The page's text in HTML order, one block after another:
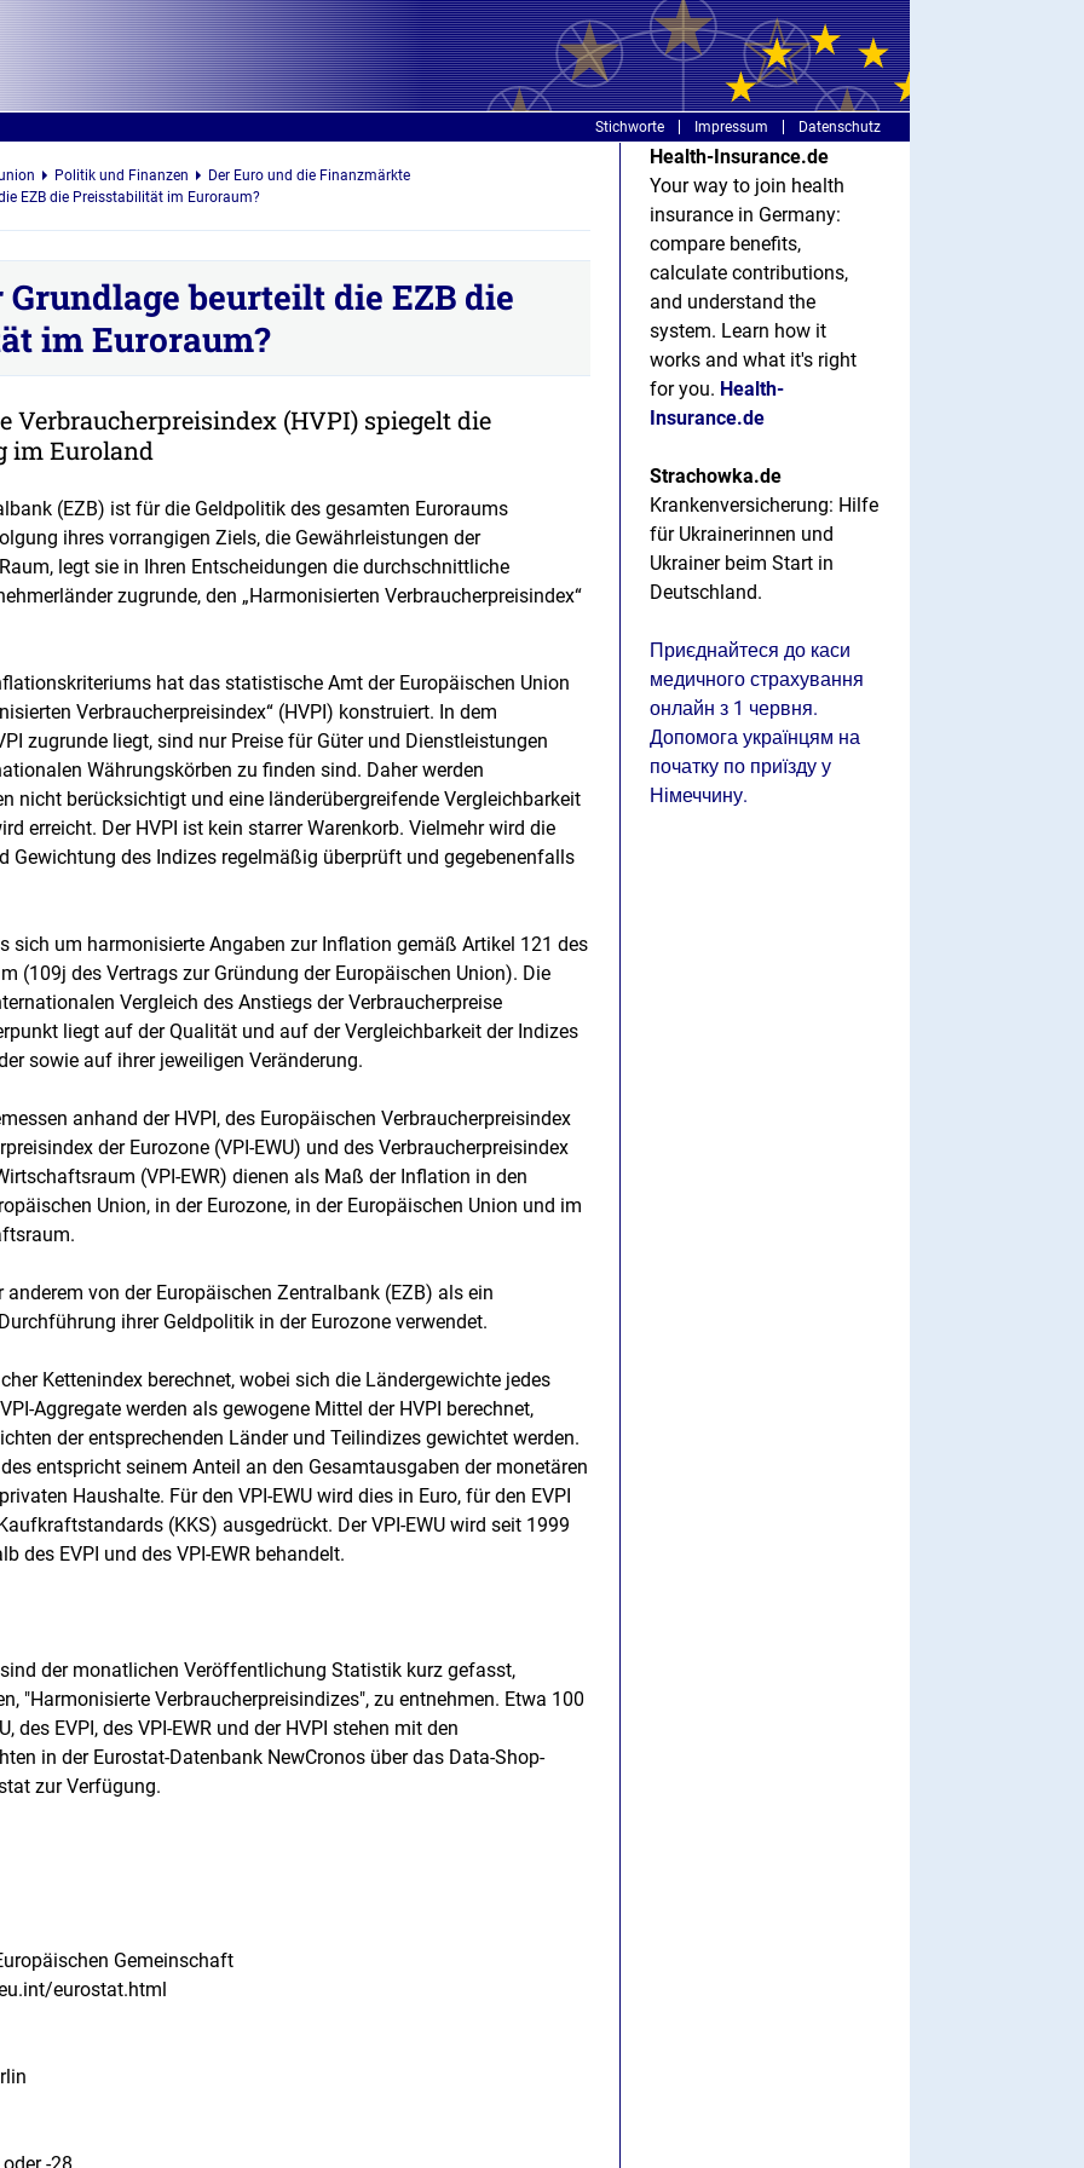
Stichworte Impressum Datenschutz
Politik und Finanzen
Der Euro und die Finanzmärkte
EZB die Preisstabilität im Euroraum?
beurteilt die EZB die
im Euroraum?
Verbraucherpreisindex (HVPI) spiegelt die
im Euroland
(EZB) ist für die Geldpolitik des gesamten Euroraums
ihres vorrangigen Ziels, die Gewährleistungen der
legt sie in Ihren Entscheidungen die durchschnittliche
zugrunde, den „Harmonisierten Verbraucherpreisindex“
hat das statistische Amt der Europäischen Union
Verbraucherpreisindex“ (HVPI) konstruiert. In dem
zugrunde liegt, sind nur Preise für Güter und Dienstleistungen
Währungskörben zu finden sind. Daher werden
nicht berücksichtigt und eine länderübergreifende Vergleichbarkeit
erreicht. Der HVPI ist kein starrer Warenkorb. Vielmehr wird die
Gewichtung des Indizes regelmäßig überprüft und gegebenenfalls
sich um harmonisierte Angaben zur Inflation gemäß Artikel 121 des
(109j des Vertrags zur Gründung der Europäischen Union). Die
Vergleich des Anstiegs der Verbraucherpreise
liegt auf der Qualität und auf der Vergleichbarkeit der Indizes
sowie auf ihrer jeweiligen Veränderung.
anhand der HVPI, des Europäischen Verbraucherpreisindex
der Eurozone (VPI-EWU) und des Verbraucherpreisindex
(VPI-EWR) dienen als Maß der Inflation in den
Union, in der Eurozone, in der Europäischen Union und im
anderem von der Europäischen Zentralbank (EZB) als ein
ihrer Geldpolitik in der Eurozone verwendet.
Kettenindex berechnet, wobei sich die Ländergewichte jedes
Aggregate werden als gewogene Mittel der HVPI berechnet,
der entsprechenden Länder und Teilindizes gewichtet werden.
entspricht seinem Anteil an den Gesamtausgaben der monetären
Haushalte. Für den VPI-EWU wird dies in Euro, für den EVPI
(KKS) ausgedrückt. Der VPI-EWU wird seit 1999
des EVPI und des VPI-EWR behandelt.
der monatlichen Veröffentlichung Statistik kurz gefasst,
"Harmonisierte Verbraucherpreisindizes", zu entnehmen. Etwa 100
des EVPI, des VPI-EWR und der HVPI stehen mit den
in der Eurostat-Datenbank NewCronos über das Data-Shop-
zur Verfügung.
Gemeinschaft
eurostat.html
Health-Insurance.de
Your way to join health
insurance in Germany:
compare benefits,
calculate contributions,
and understand the
system. Learn how it
works and what it's right
for you. Health-
Insurance.de
Strachowka.de
Krankenversicherung: Hilfe
für Ukrainerinnen und
Ukrainer beim Start in
Deutschland.
Приєднайтеся до каси
медичного страхування
онлайн з 1 червня.
Допомога українцям на
початку по приїзду у
Німеччину.